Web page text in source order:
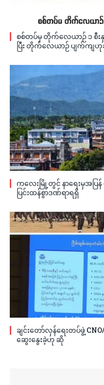
စစ်တပ်မှ တိုက်လေယာဉ် ၁ စီး
ပြီး တိုက်လေယာဉ် ပျက်ကျ
ကလေးမြို့တွင် နာရေးမှအပြ
ပြင်းထန်စွာဒဏ်ရာရရှိ
ချင်းတော်လှန်ရေးတပ်ဖွဲ့
ဆွေးနွေးခဲ့ဟု ဆို